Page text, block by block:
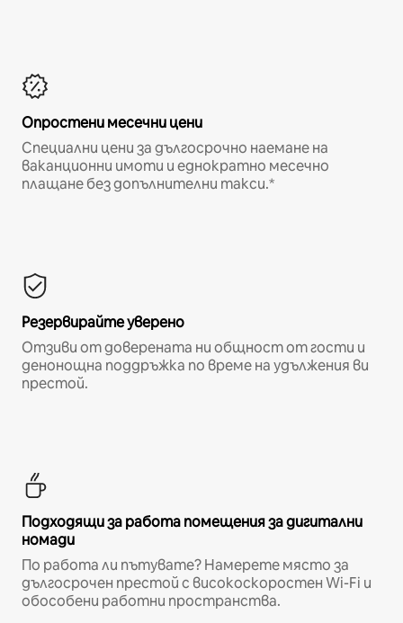
Опростени месечни цени
Специални цени за дългосрочно наемане на
ваканционни имоти и еднократно месечно
плащане без допълнителни такси.*
Резервирайте уверено
Отзиви от доверената ни общност от гости и
денонощна поддръжка по време на удължения ви
престой.
Подходящи за работа помещения за дигитални
номади
По работа ли пътувате? Намерете място за
дългосрочен престой с високоскоростен Wi-Fi и
обособени работни пространства.